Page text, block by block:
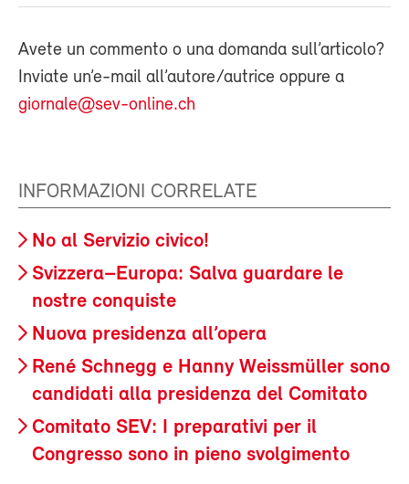
Avete un commento o una domanda sull’articolo?
Inviate un’e-mail all’autore/autrice oppure a
giornale@sev-online.ch
INFORMAZIONI CORRELATE
No al Servizio civico!
Svizzera–Europa: Salva guardare le
nostre conquiste
Nuova presidenza all’opera
René Schnegg e Hanny Weissmüller sono
candidati alla presidenza del Comitato
Comitato SEV: I preparativi per il
Congresso sono in pieno svolgimento